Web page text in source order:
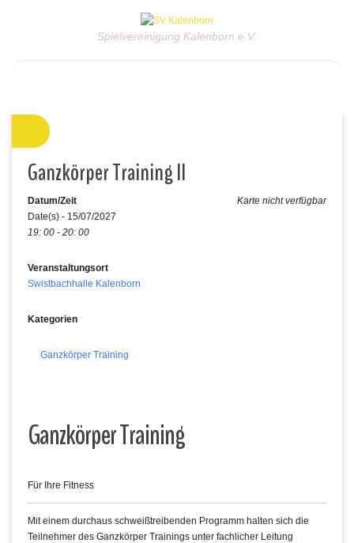
Spielvereinigung Kalenborn e.V.
Ganzkörper Training II
Karte nicht verfügbar
Datum/Zeit
Date(s) - 15/07/2027
19: 00 - 20: 00
Veranstaltungsort
Swistbachhalle Kalenborn
Kategorien
Ganzkörper Training
Ganzkörper Training
Für Ihre Fitness
Mit einem durchaus schweißtreibenden Programm halten sich die
Teilnehmer des Ganzkörper Trainings unter fachlicher Leitung